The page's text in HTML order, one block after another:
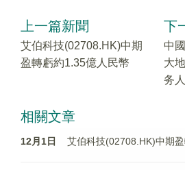
上一篇新聞
艾伯科技(02708.HK)中期
盈轉虧約1.35億人民幣
下
中
大
务
相關文章
12月1日 艾伯科技(02708.HK)中期